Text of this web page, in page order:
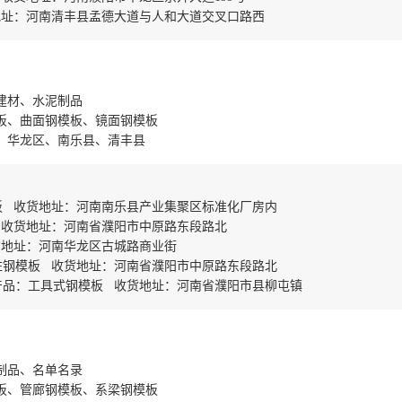
河南清丰县孟德大道与人和大道交叉口路西
材、水泥制品
、曲面钢模板、镜面钢模板
华龙区、南乐县、清丰县
货地址：河南南乐县产业集聚区标准化厂房内
货地址：河南省濮阳市中原路东段路北
址：河南华龙区古城路商业街
模板 收货地址：河南省濮阳市中原路东段路北
：工具式钢模板 收货地址：河南省濮阳市县柳屯镇
品、名单名录
、管廊钢模板、系梁钢模板